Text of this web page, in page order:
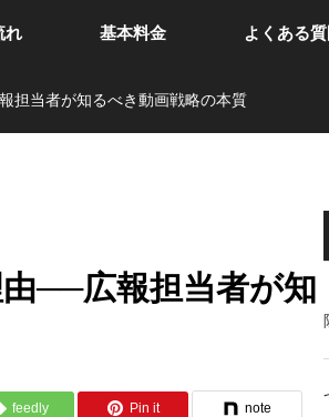
れ 基本料金 よくある質
担当者が知るべき動画戦略の本質
──広報担当者が知
feedly Pin it note